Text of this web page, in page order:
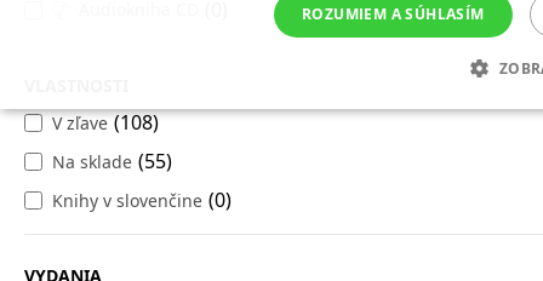
Možno sa vám budú páčiť tieto knihy
V zľave (108)
Na sklade (55)
Knihy v slovenčine (0)
VYDANIA
ROZUMIEM A SÚHLASÍM
POTREBNÉ ANALYTICKÉ